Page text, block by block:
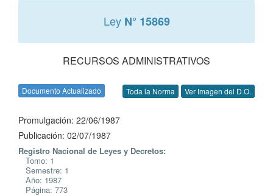
Ley N° 15869
RECURSOS ADMINISTRATIVOS
Documento Actualizado Toda la Norma Ver Imagen del D.O.
Promulgación: 22/06/1987
Publicación: 02/07/1987
Registro Nacional de Leyes y Decretos:
Tomo: 1
Semestre: 1
Año: 1987
Página: 773